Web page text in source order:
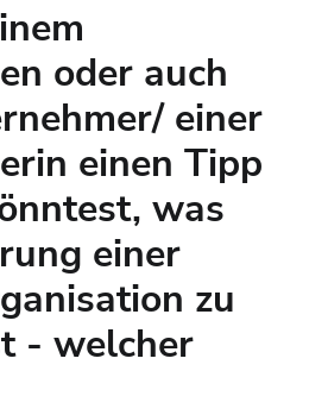
oder auch
einer
einen Tipp
was
einer
zu
- welcher